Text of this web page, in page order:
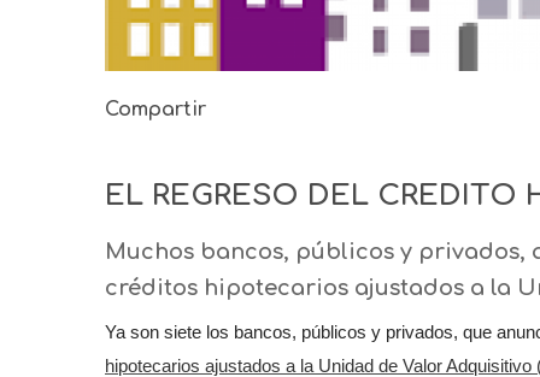
Compartir
EL REGRESO DEL CREDITO
Muchos bancos, públicos y privados,
créditos hipotecarios ajustados a la
Ya son siete los bancos, públicos y privados, que
hipotecarios ajustados a la Unidad de Valor Adquisitivo